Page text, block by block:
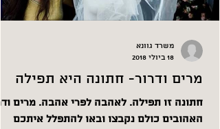
מרים ודרור- חתונה היא תפילה
חתונה זו תפילה. לאהבה לפרי אהבה.
האהובים כולם נקבצו ובאו להתפלל איתכם
משרד גוונא
18 ביולי 2018